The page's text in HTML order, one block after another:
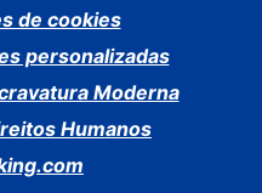
de cookies
personalizadas
Moderna
Humanos